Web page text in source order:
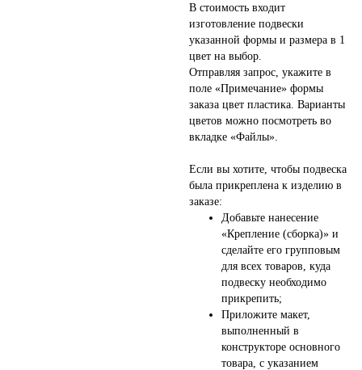
В стоимость входит
изготовление подвески
указанной формы и размера в 1
цвет на выбор.
Отправляя запрос, укажите в
поле «Примечание» формы
заказа цвет пластика. Варианты
цветов можно посмотреть во
вкладке «Файлы».
Если вы хотите, чтобы подвеска
была прикреплена к изделию в
заказе:
Добавьте нанесение
«Крепление (сборка)» и
сделайте его групповым
для всех товаров, куда
подвеску необходимо
прикрепить;
Приложите макет,
выполненный в
конструкторе основного
товара, с указанием